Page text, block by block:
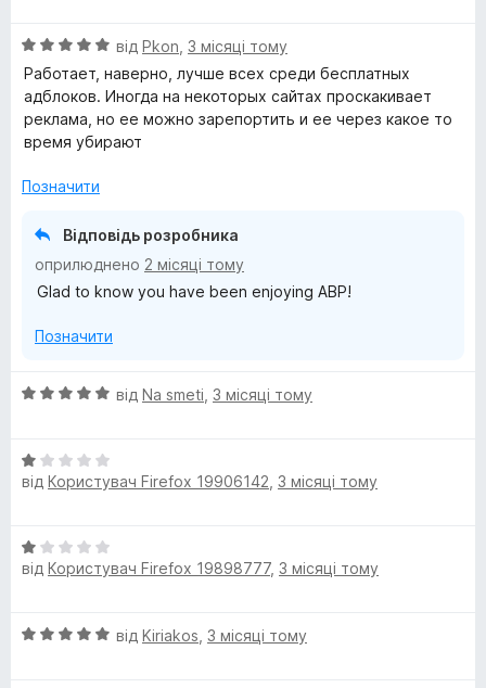
н
к
а
1
з
О
ц
н
к
5
від Pkon 3 місяці тому
Работает, наверно, лучше всех среди бесплатных
адблоков. Иногда на некоторых сайтах проскакивает
реклама, но ее можно зарепортить и ее через какое то
время убирают
Позначити
Відповідь розробника
оприлюднено 2 місяці тому
Glad to know you have been enjoying ABP!
Позначити
О
н
к
з
5
від Na smeti 3 місяці тому
О
ц
к
а
5
від Користувач Firefox 19906142 3 місяці тому
О
ц
к
від Користувач Firefox 19898777, 3 місяці тому
О
від Kiriakos 3 місяці тому